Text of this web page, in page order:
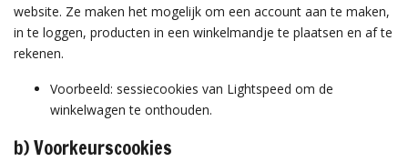
website. Ze maken het mogelijk om een account aan te maken,
in te loggen, producten in een winkelmandje te plaatsen en af te
rekenen.
Voorbeeld: sessiecookies van Lightspeed om de
winkelwagen te onthouden.
b) Voorkeurscookies